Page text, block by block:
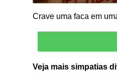
Crave uma faca em
Veja mais simpatias